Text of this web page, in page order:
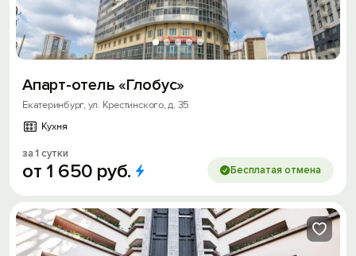
Апарт-отель «Глобус»
Екатеринбург, ул. Крестинского, д. 35
Кухня
за 1 сутки
от 1 650 руб. Бесплатая отмена